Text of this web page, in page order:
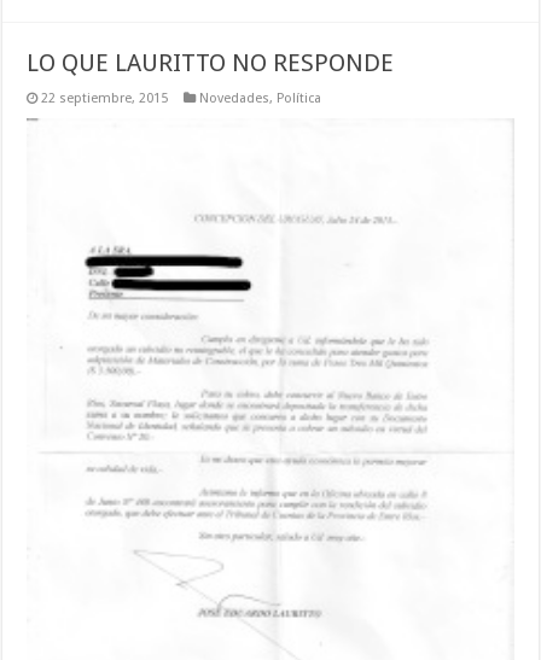
LO QUE LAURITTO NO RESPONDE
22 septiembre, 2015 Novedades, Política